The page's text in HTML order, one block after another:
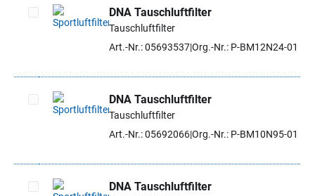
Artikel auswählen
DNA Tauschluftfilter
Tauschluftfilter
Art.-Nr.: 05693537Org.-Nr.: P-BM12N24-01
Artikel auswählen
DNA Tauschluftfilter
Tauschluftfilter
Art.-Nr.: 05692066Org.-Nr.: P-BM10N95-01
DNA Tauschluftfilter